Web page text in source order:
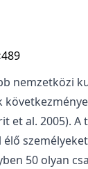
489
nemzetközi
et al. 2005).
50 olyan